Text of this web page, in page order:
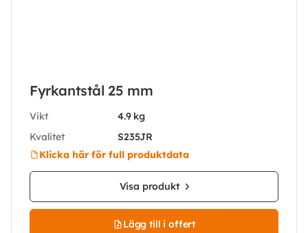
Fyrkantstål 25 mm
Vikt
4.9 kg
Kvalitet
S235JR
Klicka här för full produktdata
Visa produkt
Lägg till i offert